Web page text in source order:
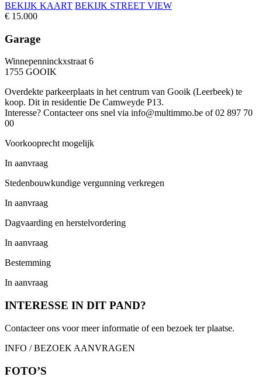
BEKĲK KAART BEKĲK STREET VIEW
€ 15.000
Garage
Winnepenninckxstraat 6
1755 GOOIK
Overdekte parkeerplaats in het centrum van Gooik (Leerbeek) te
koop. Dit in residentie De Camweyde P13.
Interesse? Contacteer ons snel via info@multimmo.be of 02 897 70
00
Voorkooprecht mogelijk
In aanvraag
Stedenbouwkundige vergunning verkregen
In aanvraag
Dagvaarding en herstelvordering
In aanvraag
Bestemming
In aanvraag
INTERESSE IN DIT PAND?
Contacteer ons voor meer informatie of een bezoek ter plaatse.
INFO / BEZOEK AANVRAGEN
FOTO’S